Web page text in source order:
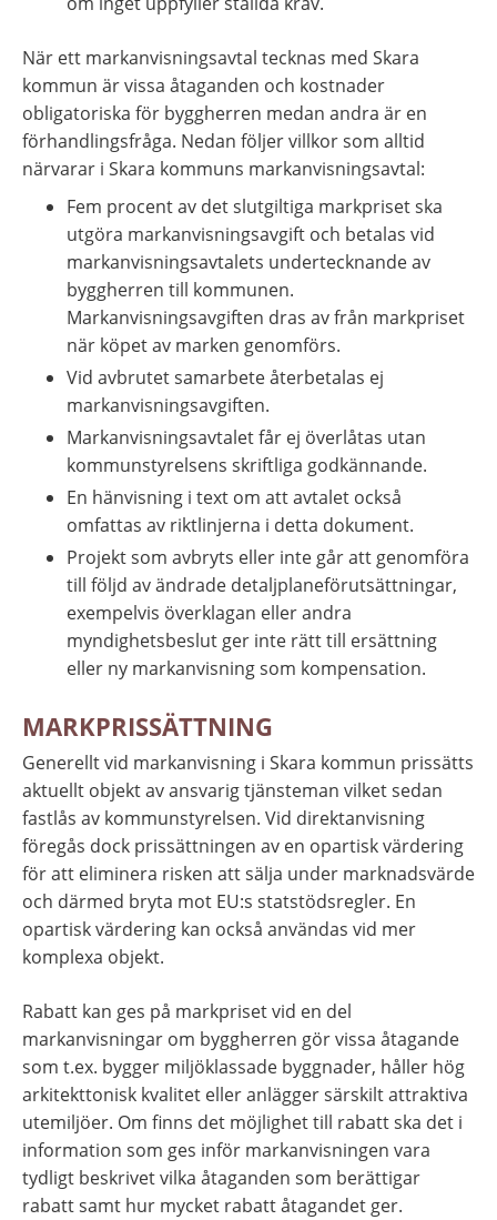
När ett markanvisningsavtal tecknas med Skara
kommun är vissa åtaganden och kostnader
obligatoriska för byggherren medan andra är en
förhandlingsfråga. Nedan följer villkor som alltid
närvarar i Skara kommuns markanvisningsavtal:
Fem procent av det slutgiltiga markpriset ska
utgöra markanvisningsavgift och betalas vid
markanvisningsavtalets undertecknande av
byggherren till kommunen.
Markanvisningsavgiften dras av från markpriset
när köpet av marken genomförs.
Vid avbrutet samarbete återbetalas ej
markanvisningsavgiften.
Markanvisningsavtalet får ej överlåtas utan
kommunstyrelsens skriftliga godkännande.
En hänvisning i text om att avtalet också
omfattas av riktlinjerna i detta dokument.
Projekt som avbryts eller inte går att genomföra
till följd av ändrade detaljplaneförutsättningar,
exempelvis överklagan eller andra
myndighetsbeslut ger inte rätt till ersättning
eller ny markanvisning som kompensation.
MARKPRISSÄTTNING
Generellt vid markanvisning i Skara kommun prissätts
aktuellt objekt av ansvarig tjänsteman vilket sedan
fastlås av kommunstyrelsen. Vid direktanvisning
föregås dock prissättningen av en opartisk värdering
för att eliminera risken att sälja under marknadsvärde
och därmed bryta mot EU:s statstödsregler. En
opartisk värdering kan också användas vid mer
komplexa objekt.
Rabatt kan ges på markpriset vid en del
markanvisningar om byggherren gör vissa åtagande
som t.ex. bygger miljöklassade byggnader, håller hög
arkitekttonisk kvalitet eller anlägger särskilt attraktiva
utemiljöer. Om finns det möjlighet till rabatt ska det i
information som ges inför markanvisningen vara
tydligt beskrivet vilka åtaganden som berättigar
rabatt samt hur mycket rabatt åtagandet ger.